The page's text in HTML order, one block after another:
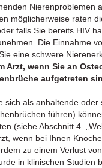
Nierenproblemen
möglicherweise raten
falls Sie bereits HIV
Die Einnahme
eine schwere
Arzt, wenn Sie an
aufgetreten
sich als anhaltende
führen)
(siehe Abschnitt 4.
wenn bei Ihnen
zu einem Verlust
in klinischen Studien